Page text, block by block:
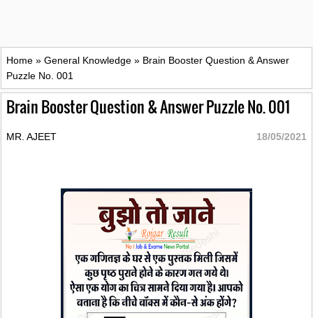
Home » General Knowledge » Brain Booster Question & Answer
Puzzle No. 001
Brain Booster Question & Answer Puzzle No. 001
MR. AJEET 18/05/2021